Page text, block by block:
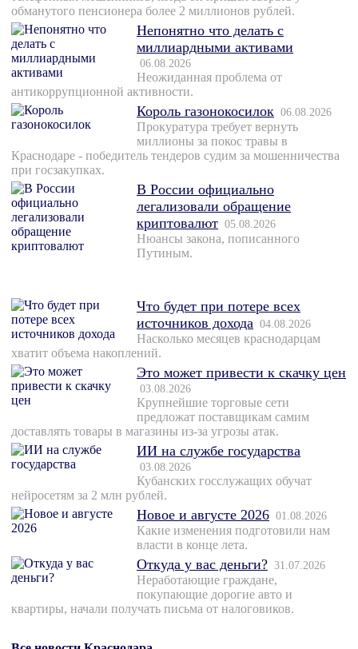
обманутого пенсионера более 2 миллионов рублей.
Непонятно что делать с
миллиардными активами
06.08.2026
Неожиданная проблема от
антикоррупционной активности.
Король газонокосилок 06.08.2026
Прокуратура требует вернуть
миллионы за покос травы в
Краснодаре - победитель тендеров судим за мошенничества
при госзакупках.
В России официально
легализовали обращение
криптовалют 05.08.2026
Нюансы закона, пописанного
Путиным.
Что будет при потере всех
источников дохода 04.08.2026
Насколько месяцев краснодарцам
хватит объема накоплений.
Это может привести к скачку цен
03.08.2026
Крупнейшие торговые сети
предложат поставщикам самим
доставлять товары в магазины из-за угрозы атак.
ИИ на службе государства
03.08.2026
Кубанских госслужащих обучат
нейросетям за 2 млн рублей.
Новое и августе 2026 01.08.2026
Какие изменения подготовили нам
власти в конце лета.
Откуда у вас деньги? 31.07.2026
Неработающие граждане,
покупающие дорогие авто и
квартиры, начали получать письма от налоговиков.